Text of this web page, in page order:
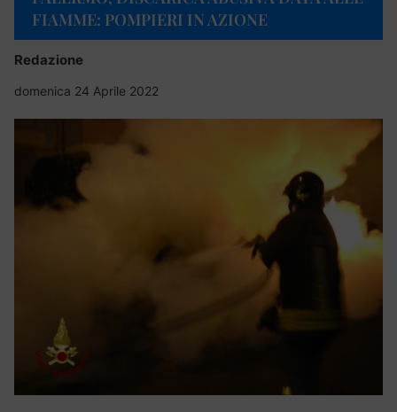
FIAMME: POMPIERI IN AZIONE
Redazione
domenica 24 Aprile 2022